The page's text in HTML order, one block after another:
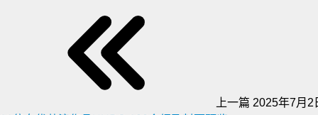
上一篇 2025年7月2